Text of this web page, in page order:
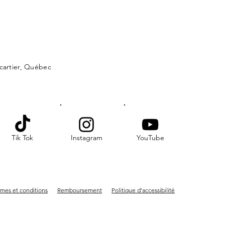
Québec
Tik Tok Instagram YouTube
et conditions Remboursement Politique d'accessibilité